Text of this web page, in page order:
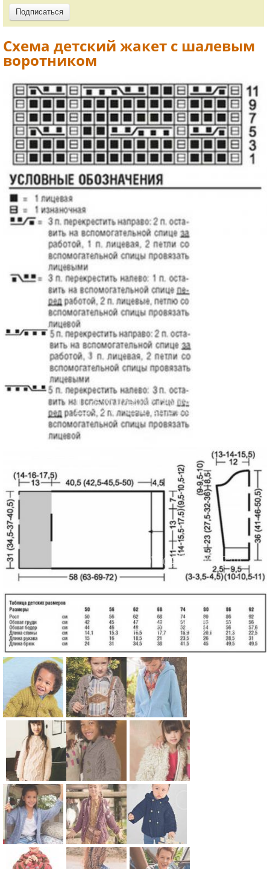
Схема детский жакет с шалевым
воротником
Схема:
детский
жакет с
капюшоном
для детей
Схема:
кардиган
для
мальчика с
рельефным
узором для
детей
Схема:
жакет в
спортивном
стиле с
карманом-
кенгуру для
детей
Схема:
детский
джемпер с
арановым
узором для
Схема:
детский
джемпер с
шалевым
воротником
Схема:
меховой
кардиган
для девочки
на молнии